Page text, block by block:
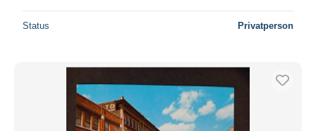
Status Privatperson